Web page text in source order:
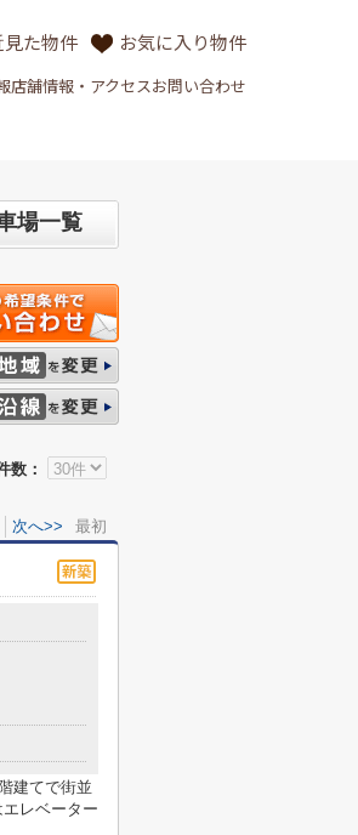
見た物件 お気に入り物件
店舗情報・アクセスお問い合わせ
場一覧
数：
次へ>> 最初
建てで街並
レベーター